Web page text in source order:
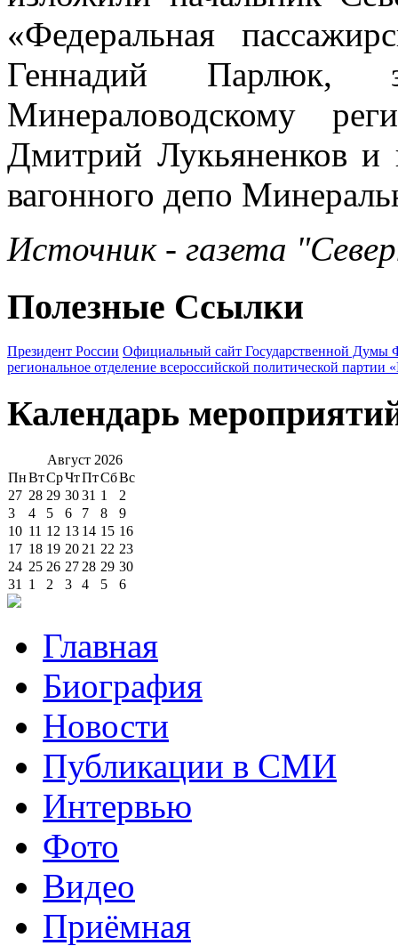
«Федеральная
Геннадий Парлюк,
Минераловодскому
Дмитрий Лукьяненков и
вагонного депо
Источник - газета
Полезные Ссылки
Президент России Официальный сайт Государственной Думы
региональное отделение всероссийской политической партии
Календарь
Август 2026
ПнВтСрЧтПтСбВс
27 28 29 3031 1
2
3
4 5 6 7 8
9
10 11 12 13 14 15 16
17 18 19 20 21 22 23
24 25 26 27 28 29 30
31
1 2 3 4 5 6
Главная
Биография
Новости
Публикации в СМИ
Интервью
Фото
Видео
Приёмная